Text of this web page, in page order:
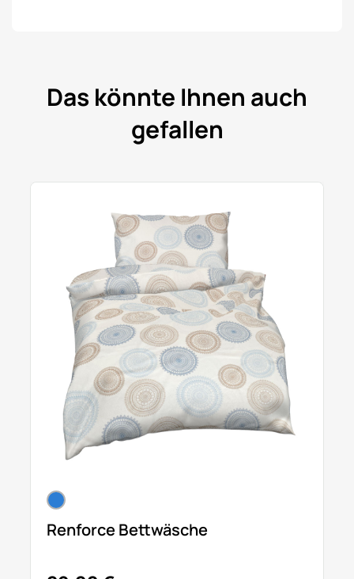
Das könnte Ihnen auch
gefallen
Renforce Bettwäsche